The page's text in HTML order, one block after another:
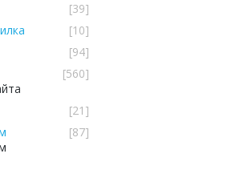
[39]
[10]
[94]
[560]
[21]
[87]